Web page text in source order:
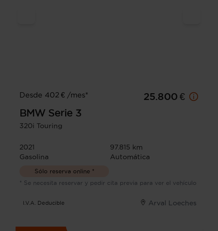
Desde 402 € /mes*
25.800 €
BMW Serie 3
320i Touring
2021
97.815 km
Gasolina
Automática
Sólo reserva online *
* Se necesita reservar y pedir cita previa para ver el vehículo
I.V.A. Deducible Arval Loeches